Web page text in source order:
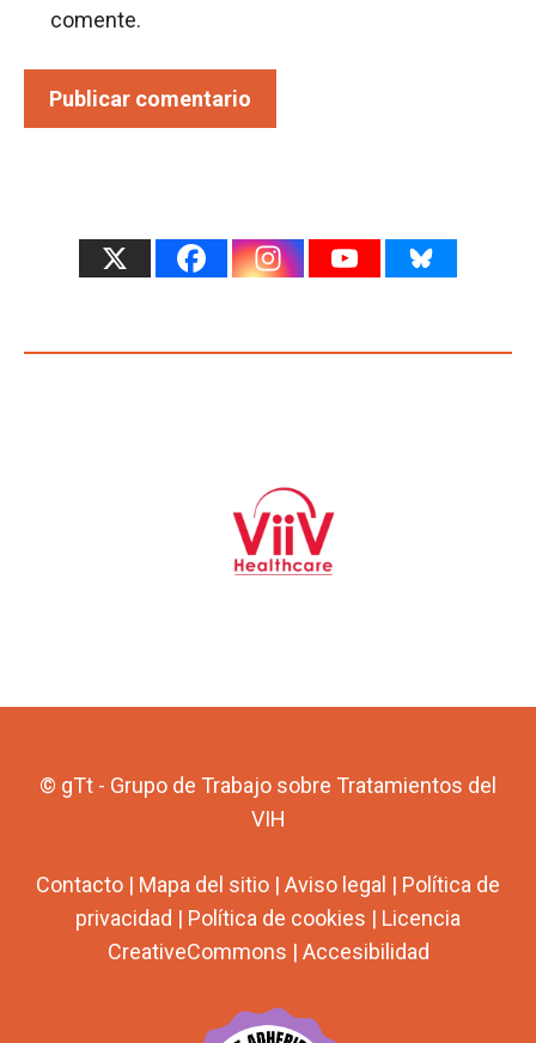
comente.
© gTt - Grupo de Trabajo sobre Tratamientos del
VIH
Contacto | Mapa del sitio | Aviso legal | Política de
privacidad | Política de cookies | Licencia
CreativeCommons | Accesibilidad